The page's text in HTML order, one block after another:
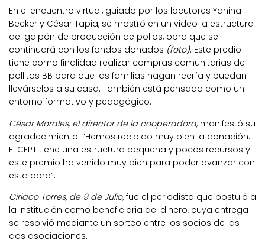
En el encuentro virtual, guiado por los locutores Yanina
Becker y César Tapia, se mostró en un video la estructura
del galpón de producción de pollos, obra que se
continuará con los fondos donados (foto). Este predio
tiene como finalidad realizar compras comunitarias de
pollitos BB para que las familias hagan recría y puedan
llevárselos a su casa. También está pensado como un
entorno formativo y pedagógico.
César Morales, el director de la cooperadora,manifestó su
agradecimiento. “Hemos recibido muy bien la donación.
El CEPT tiene una estructura pequeña y pocos recursos y
este premio ha venido muy bien para poder avanzar con
esta obra”.
Ciriaco Torres, de 9 de Julio,fue el periodista que postuló a
la institución como beneficiaria del dinero, cuya entrega
se resolvió mediante un sorteo entre los socios de las
dos asociaciones.